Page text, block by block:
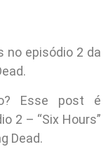
Esse post é
2 – “Six Hours”
Dead.